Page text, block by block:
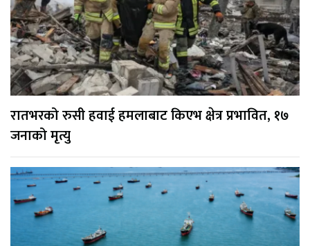
रातभरको रुसी हवाई हमलाबाट किएभ क्षेत्र प्रभावित, १७
जनाको मृत्यु